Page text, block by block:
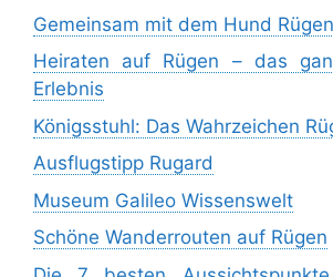
Gemeinsam mit dem Hund
Heiraten auf Rügen – das
Erlebnis
Königsstuhl: Das Wahrzeichen
Ausflugstipp Rugard
Museum Galileo Wissenswelt
Schöne Wanderrouten auf Rügen